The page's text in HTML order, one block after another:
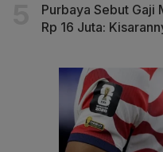
Purbaya Sebut Gaji
Rp 16 Juta: